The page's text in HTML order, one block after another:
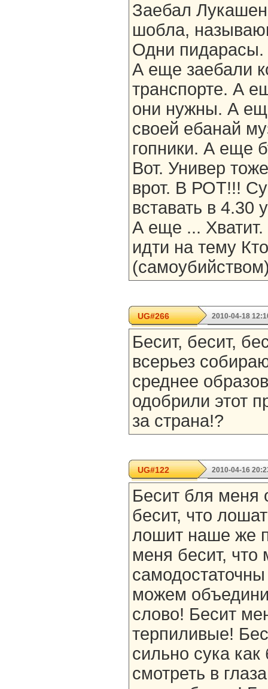
Заебал
шобла,
Одни
А еще заебали
транспорте. А
они нужны. А
своей ебанай
гопники. А еще
Вот. Универ
врот. В РОТ!!!
вставать в 4.30
А еще ...
идти на тему
UG#266 2010-04-18
Бесит, бесит,
всерьез
среднее
одобрили этот
за страна!?
UG#122 2010-04-16
Бесит бля меня
бесит, что
лошит наше же
меня бесит, что
можем
слово! Бесит
терпиливые!
сильно сука как
смотреть в